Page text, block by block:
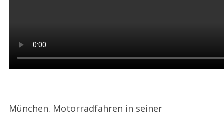
München. Motorradfahren in seiner